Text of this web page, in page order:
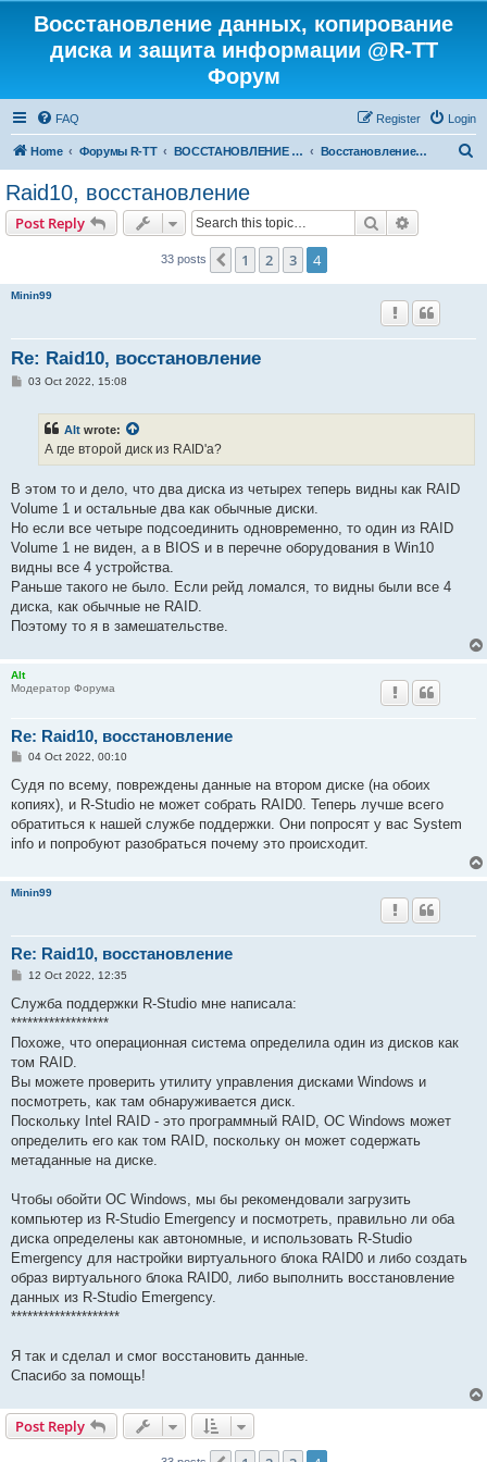
Восстановление данных, копирование
диска и защита информации @R-TT
Форум
FAQ Login
Register
Home Форумы R-TT ВОССТАНОВЛЕНИЕ ДАННЫХ И УДАЛЕННЫХ ФАЙЛОВ Восстановление RAID
Raid10, восстановление
Post Reply Search
33 posts Previous
1 2 3 4
Minin99
Re: Raid10, восстановление
P03 Oct 2022, 15:08
Alt wrote:
А где второй диск из RAID'а?
В этом то и дело, что два диска из четырех теперь видны как RAID
Volume 1 и остальные два как обычные диски.
Но если все четыре подсоединить одновременно, то один из RAID
Volume 1 не виден, а в BIOS и в перечне оборудования в Win10
видны все 4 устройства.
Раньше такого не было. Если рейд ломался, то видны были все 4
диска, как обычные не RAID.
Поэтому то я в замешательстве.
Alt
Модератор Форума
Re: Raid10, восстановление
P
s
t
04 Oct 2022, 00:10
Судя по всему, повреждены данные на втором диске (на обоих
копиях), и R-Studio не может собрать RAID0. Теперь лучше всего
обратиться к нашей службе поддержки. Они попросят у вас System
info и попробуют разобраться почему это происходит.
Minin99
Re: Raid10, восстановление
P
s
12 Oct 2022, 12:35
Служба поддержки R-Studio мне написала:
******************
Похоже, что операционная система определила один из дисков как
том RAID.
Вы можете проверить утилиту управления дисками Windows и
посмотреть, как там обнаруживается диск.
Поскольку Intel RAID - это программный RAID, ОС Windows может
определить его как том RAID, поскольку он может содержать
метаданные на диске.
Чтобы обойти ОС Windows, мы бы рекомендовали загрузить
компьютер из R-Studio Emergency и посмотреть, правильно ли оба
диска определены как автономные, и использовать R-Studio
Emergency для настройки виртуального блока RAID0 и либо создать
образ виртуального блока RAID0, либо выполнить восстановление
данных из R-Studio Emergency.
********************
Я так и сделал и смог восстановить данные.
Спасибо за помощь!
Post Reply